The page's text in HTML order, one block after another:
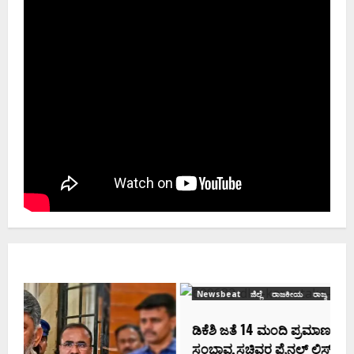
Newsbeat ಜಿಲ್ಲೆ ರಾಜಕೀಯ ರಾಜ್ಯ
ಡಿಕೆಶಿ ಜತೆ 14 ಮಂದಿ ಪ್ರಮಾಣವಚನ ಸಾಧ್ಯತೆ.. ಇಲ್ಲಿದೆ
ಸಂಭಾವ್ಯ ಸಚಿವರ ಫೈನಲ್ ಲಿಸ್ಟ್‌!